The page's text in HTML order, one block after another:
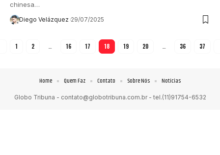
chinesa…
Diego Velázquez 29/07/2025
1 2 … 16 17 18 19 20 … 36 37
Globo Tribuna - contato@globotribuna.com.br- tel.(11)91754-6532
Home Quem Faz Contato Sobre Nós Notícias